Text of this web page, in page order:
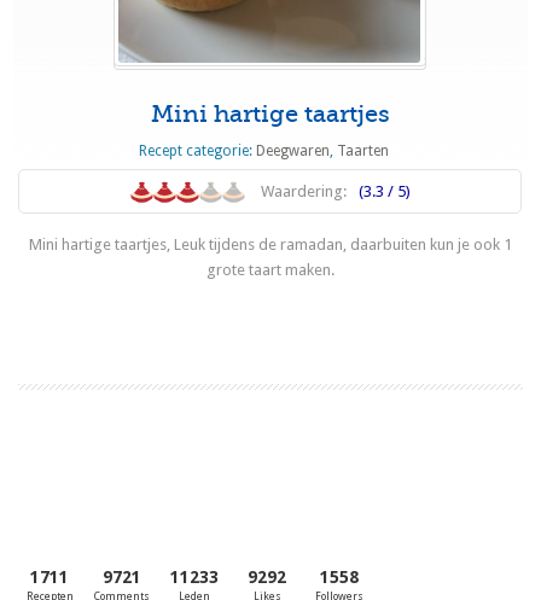
Mini hartige taartjes
Recept categorie: Deegwaren, Taarten
Waardering: (3.3 / 5)
Mini hartige taartjes, Leuk tijdens de ramadan, daarbuiten kun je ook 1
grote taart maken.
1711
Recepten
9721
Comments
11233
Leden
9292
Likes
1558
Followers